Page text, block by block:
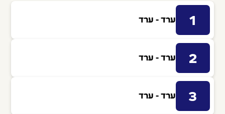
1 ערד - ערד
2 ערד - ערד
3 ערד - ערד